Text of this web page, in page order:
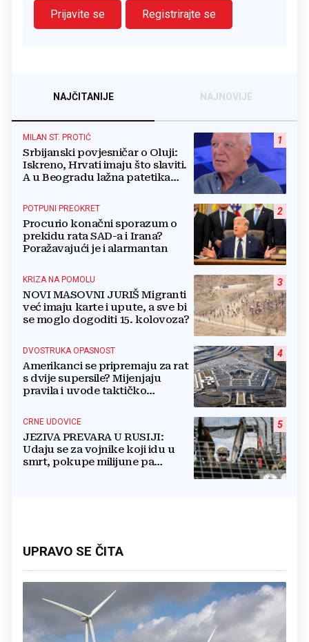
Prijavite se
Registrirajte se
NAJČITANIJE NAJNOVIJE
1
MILAN ST. PROTIĆ
Srbijanski povjesničar o Oluji:
Iskreno, Hrvati imaju što slaviti.
A u Beogradu lažna patetika
2
POTPUNI PREOKRET
Procurio konačni sporazum o
prekidu rata SAD-a i Irana?
Poražavajući je i alarmantan
3
KRIZA NA POMOLU
NOVI MASOVNI JURIŠ Migranti
već imaju karte i upute, a sve bi
se moglo dogoditi 15. kolovoza?
4
DVOSTRUKA OPASNOST
Amerikanci se pripremaju za rat
s dvije supersile? Mijenjaju
pravila i uvode taktičko
5
CRNE UDOVICE
JEZIVA PREVARA U RUSIJI:
Udaju se za vojnike koji idu u
smrt, pokupe milijune pa
UPRAVO SE ČITA